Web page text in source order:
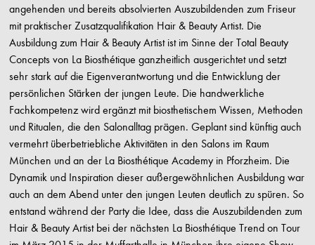
angehenden und bereits absolvierten Auszubildenden zum Friseur
mit praktischer Zusatzqualifikation Hair & Beauty Artist. Die
Ausbildung zum Hair & Beauty Artist ist im Sinne der Total Beauty
Concepts von La Biosthétique ganzheitlich ausgerichtet und setzt
sehr stark auf die Eigenverantwortung und die Entwicklung der
persönlichen Stärken der jungen Leute. Die handwerkliche
Fachkompetenz wird ergänzt mit biosthetischem Wissen, Methoden
und Ritualen, die den Salonalltag prägen. Geplant sind künftig auch
vermehrt überbetriebliche Aktivitäten in den Salons im Raum
München und an der La Biosthétique Academy in Pforzheim. Die
Dynamik und Inspiration dieser außergewöhnlichen Ausbildung war
auch an dem Abend unter den jungen Leuten deutlich zu spüren. So
entstand während der Party die Idee, dass die Auszubildenden zum
Hair & Beauty Artist bei der nächsten La Biosthétique Trend on Tour